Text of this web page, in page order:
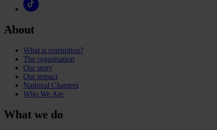
About
What is corruption?
The organisation
Our story
Our impact
National Chapters
Who We Are
What we do